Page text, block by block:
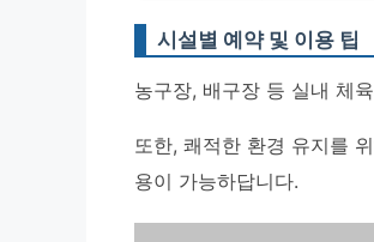
시설별 예약 및 이용 팁
농구장, 배구장 등 실내 체
또한, 쾌적한 환경 유지를
용이 가능하답니다.